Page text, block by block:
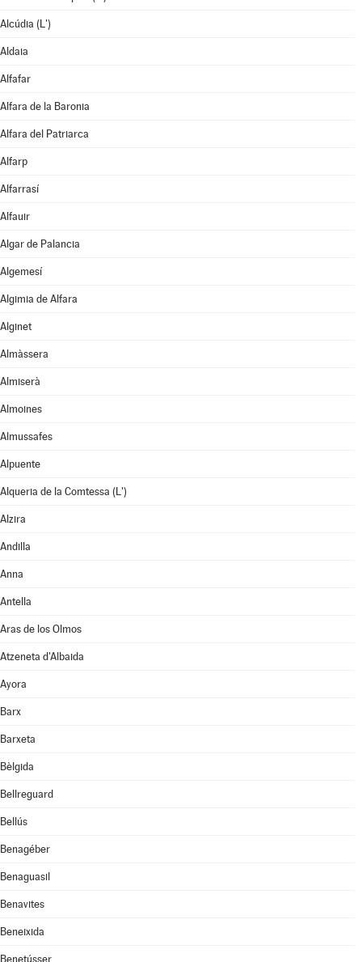
Alcúdia (L')
Aldaia
Alfafar
Alfara de la Baronia
Alfara del Patriarca
Alfarp
Alfarrasí
Alfauir
Algar de Palancia
Algemesí
Algimia de Alfara
Alginet
Almàssera
Almiserà
Almoines
Almussafes
Alpuente
Alqueria de la Comtessa (L')
Alzira
Andilla
Anna
Antella
Aras de los Olmos
Atzeneta d'Albaida
Ayora
Barx
Barxeta
Bèlgida
Bellreguard
Bellús
Benagéber
Benaguasil
Benavites
Beneixida
Benetússer